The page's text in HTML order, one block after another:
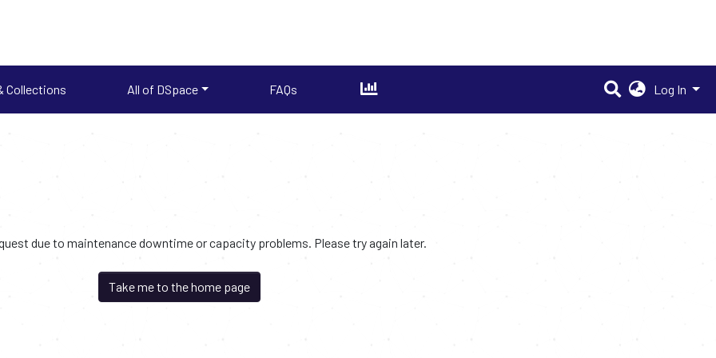
Collections All of DSpace FAQs Log In
due to maintenance downtime or capacity problems. Please try again later.
Take me to the home page